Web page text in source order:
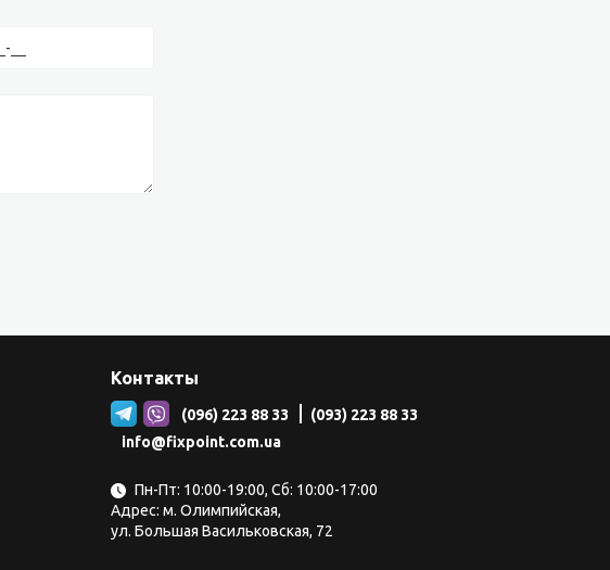
Контакты
(096) 223 88 33
(093) 223 88 33
info@fixpoint.com.ua
Пн-Пт: 10:00-19:00, Сб: 10:00-17:00
Адрес: м. Олимпийская,
ул. Большая Васильковская, 72